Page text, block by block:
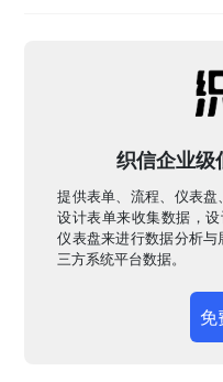
织信企业级
提供表单、流程、仪表
设计表单来收集数据，
仪表盘来进行数据分析
三方系统平台数据。
免